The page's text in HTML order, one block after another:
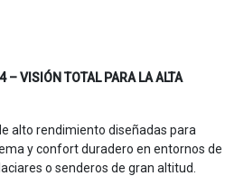
– VISIÓN TOTAL PARA LA ALTA
alto rendimiento diseñadas para
y confort duradero en entornos de
o senderos de gran altitud.